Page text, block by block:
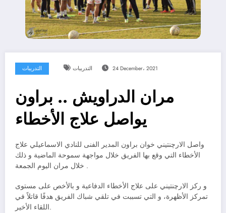
التدريبات التدريبات 24 December، 2021
مران الدراويش .. براون
يواصل علاج الأخطاء
واصل الارچنتيني خوان براون المدير الفنى للنادي الاسماعيلي علاج
الأخطاء التي وقع بها الفريق خلال مواجهة سموحة الماضية و ذلك
خلال مران اليوم الجمعة .
و ركز الارچنتيني على علاج الأخطاء الدفاعية و بالأخص على مستوى
تمركز الأظهرة، و التي تسببت في تلقي شباك الفريق هدفًا قاتلاً في
اللقاء الأخير.